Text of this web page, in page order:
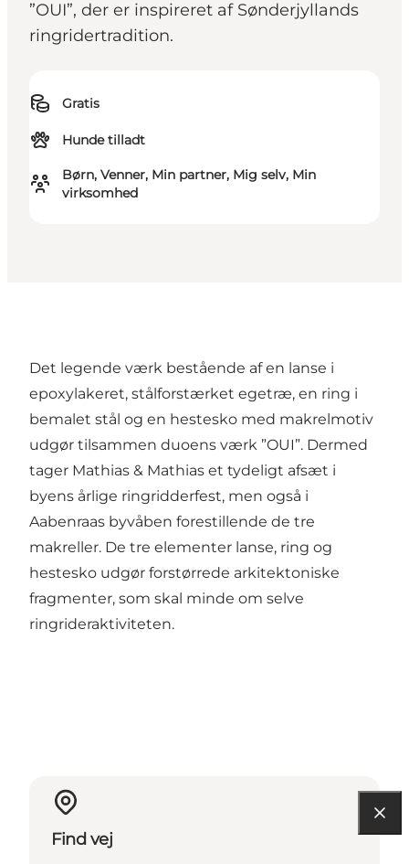
”OUI”, der er inspireret af Sønderjyllands
ringridertradition.
Gratis
Hunde tilladt
Børn, Venner, Min partner, Mig selv, Min
virksomhed
Det legende værk bestående af en lanse i
epoxylakeret, stålforstærket egetræ, en ring i
bemalet stål og en hestesko med makrelmotiv
udgør tilsammen duoens værk ”OUI”. Dermed
tager Mathias & Mathias et tydeligt afsæt i
byens årlige ringridderfest, men også i
Aabenraas byvåben forestillende de tre
makreller. De tre elementer lanse, ring og
hestesko udgør forstørrede arkitektoniske
fragmenter, som skal minde om selve
ringrideraktiviteten.
Find vej